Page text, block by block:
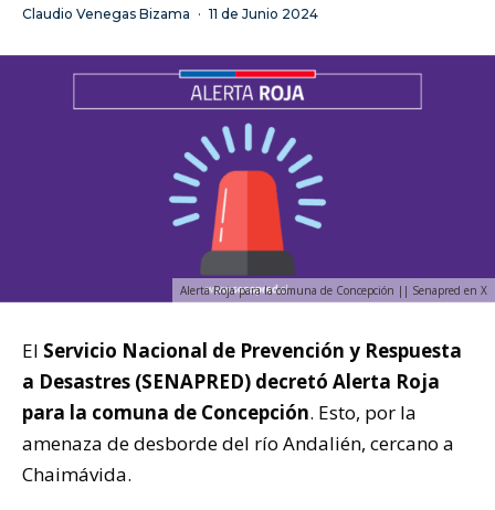
Claudio Venegas Bizama · 11 de Junio 2024
Alerta Roja para la comuna de Concepción || Senapred en X
El Servicio Nacional de Prevención y Respuesta
a Desastres (SENAPRED) decretó Alerta Roja
para la comuna de Concepción. Esto, por la
amenaza de desborde del río Andalién, cercano a
Chaimávida.